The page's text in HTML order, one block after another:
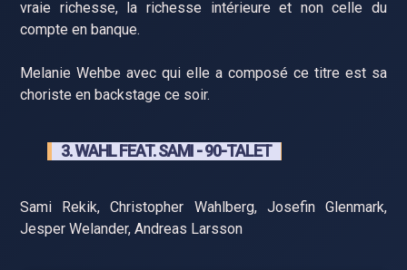
vraie richesse, la richesse intérieure et non celle du
compte en banque.
Melanie Wehbe avec qui elle a composé ce titre est sa
choriste en backstage ce soir.
3. WAHL FEAT. SAMI - 90-TALET
Sami Rekik, Christopher Wahlberg, Josefin Glenmark,
Jesper Welander, Andreas Larsson